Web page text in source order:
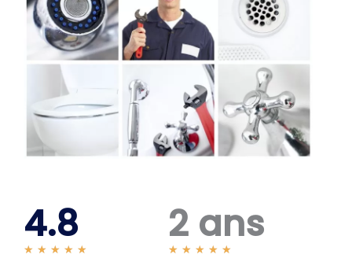
4.8
★ ★ ★ ★ ★
2 ans
★ ★ ★ ★ ★